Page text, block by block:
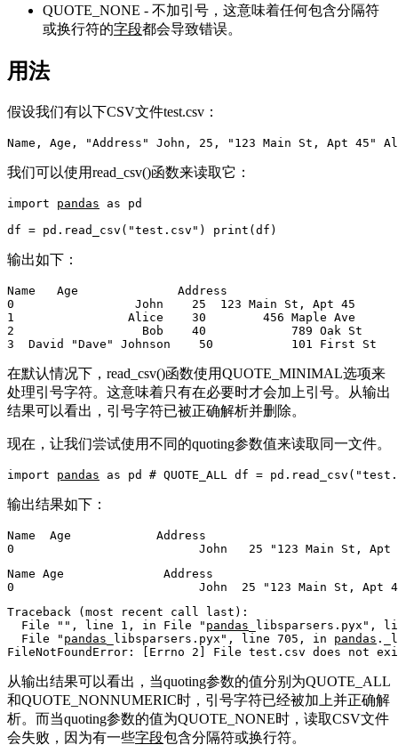
QUOTE_NONE - 不加引号，这意味着任何包含分隔符
或换行符的字段都会导致错误。
用法
假设我们有以下CSV文件test.csv：
Name, Age, "Address" John, 25, "123 Main St, Apt 45"
我们可以使用read_csv()函数来读取它：
import pandas as pd
df = pd.read_csv( "test.csv" ) print (df)
输出如下：
Name   Age              Address
0                 John    25  123 Main St, Apt 45
1                Alice    30        456 Maple Ave
2                  Bob    40            789 Oak St
3  David
"Dave" Johnson    50           101 First St
在默认情况下，read_csv()函数使用QUOTE_MINIMAL选项来
处理引号字符。这意味着只有在必要时才会加上引号。从输出
结果可以看出，引号字符已被正确解析并删除。
现在，让我们尝试使用不同的quoting参数值来读取同一文件。
import pandas as pd # QUOTE_ALL df = pd.read_csv(
输出结果如下：
Name  Age            Address
0                          John   25
"123 Main St, Apt
Name Age              Address
0                          John  25
"123 Main St, Apt
Traceback (most recent call last):
  File
"" , line 1, in File " pandas _libsparsers.pyx" ,
  File
" pandas _libsparsers.pyx" , line 705, in pandas
FileNotFoundError: [Errno 2] File test.csv does not
从输出结果可以看出，当quoting参数的值分别为QUOTE_ALL
和QUOTE_NONNUMERIC时，引号字符已经被加上并正确解
析。而当quoting参数的值为QUOTE_NONE时，读取CSV文件
会失败，因为有一些字段包含分隔符或换行符。